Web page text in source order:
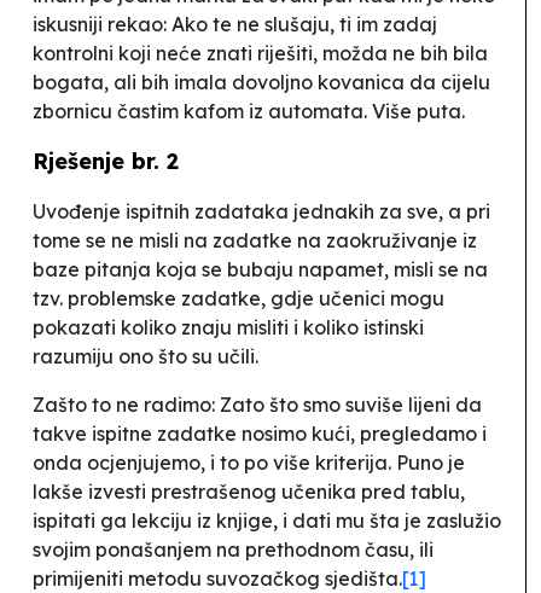
iskusniji rekao: Ako te ne slušaju, ti im zadaj
kontrolni koji neće znati riješiti, možda ne bih bila
bogata, ali bih imala dovoljno kovanica da cijelu
zbornicu častim kafom iz automata. Više puta.
Rješenje br. 2
Uvođenje ispitnih zadataka jednakih za sve, a pri
tome se ne misli na zadatke na zaokruživanje iz
baze pitanja koja se bubaju napamet, misli se na
tzv. problemske zadatke, gdje učenici mogu
pokazati koliko znaju misliti i koliko istinski
razumiju ono što su učili.
Zašto to ne radimo: Zato što smo suviše lijeni da
takve ispitne zadatke nosimo kući, pregledamo i
onda ocjenjujemo, i to po više kriterija. Puno je
lakše izvesti prestrašenog učenika pred tablu,
ispitati ga lekciju iz knjige, i dati mu šta je zaslužio
svojim ponašanjem na prethodnom času, ili
primijeniti metodu suvozačkog sjedišta.[1]